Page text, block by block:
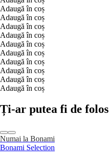
Adaugă în coș
Adaugă în coș
Adaugă în coș
Adaugă în coș
Adaugă în coș
Adaugă în coș
Adaugă în coș
Adaugă în coș
Adaugă în coș
Adaugă în coș
Ți-ar putea fi de folos
Numai la Bonami
Bonami Selection